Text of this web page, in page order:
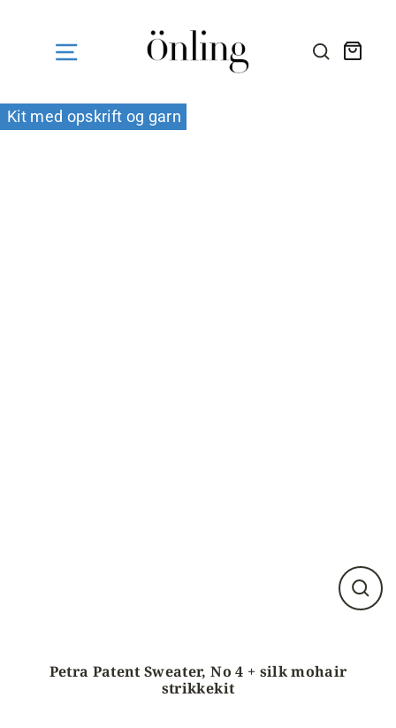
SØG HER
Kit med opskrift og garn
Luk
Petra Patent Sweater, No 4 + silk mohair
strikkekit